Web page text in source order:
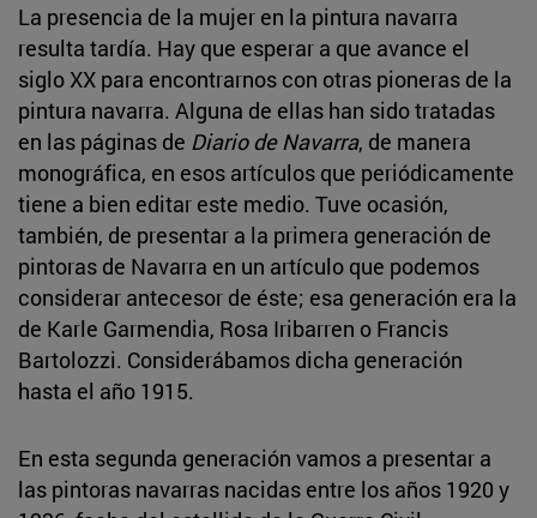
La presencia de la mujer en la pintura navarra
resulta tardía. Hay que esperar a que avance el
siglo XX para encontrarnos con otras pioneras de la
pintura navarra. Alguna de ellas han sido tratadas
en las páginas de Diario de Navarra, de manera
monográfica, en esos artículos que periódicamente
tiene a bien editar este medio. Tuve ocasión,
también, de presentar a la primera generación de
pintoras de Navarra en un artículo que podemos
considerar antecesor de éste; esa generación era la
de Karle Garmendia, Rosa Iribarren o Francis
Bartolozzi. Considerábamos dicha generación
hasta el año 1915.
En esta segunda generación vamos a presentar a
las pintoras navarras nacidas entre los años 1920 y